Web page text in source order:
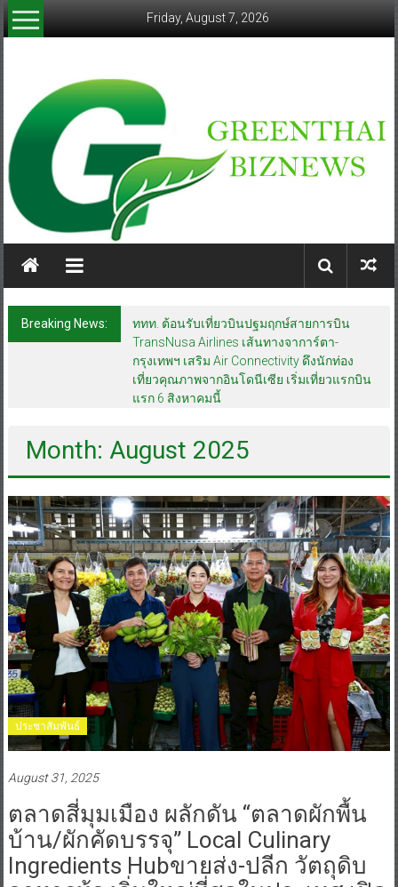
Skip
to
Friday, August 7, 2026
greenthaibiznews.com
Breaking News:
ททท. ต้อนรับเที่ยวบินปฐมฤกษ์สายการบิน
TransNusa Airlines เส้นทางจาการ์ตา-
กรุงเทพฯ เสริม Air Connectivity ดึงนักท่อง
เที่ยวคุณภาพจากอินโดนีเซีย เริ่มเที่ยวแรกบิน
แรก 6 สิงหาคมนี้
Month: August 2025
ประชาสัมพันธ์
August 31, 2025
ตลาดสี่มุมเมือง ผลักดัน “ตลาดผักพื้น
บ้าน/ผักคัดบรรจุ” Local Culinary
Ingredients Hubขายส่ง-ปลีก วัตถุดิบ